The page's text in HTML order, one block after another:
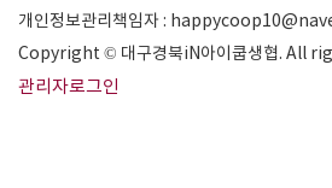
개인정보관리책임자 :
Copyright © 대구경북iN아이쿱생협. All
관리자로그인